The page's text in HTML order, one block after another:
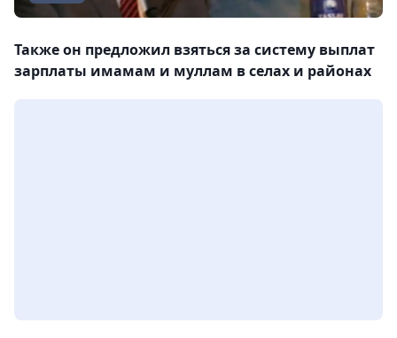
Также он предложил взяться за систему выплат
зарплаты имамам и муллам в селах и районах